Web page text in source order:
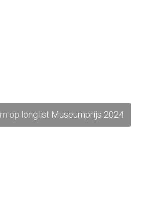
op longlist Museumprijs 2024